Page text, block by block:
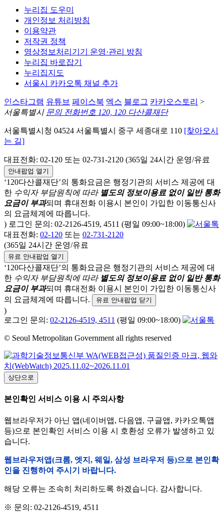
누리집 도우미
개인정보 처리방침
이용약관
저작권 정책
영상정보처리기기 운영·관리 방침
누리집 바로잡기
누리집지도
서울시 카카오톡 채널 추가
인스타그램 유튜브 페이스북 엑스 블로그 카카오스토리 >
서울특별시 문의 전화번호 120, 120 다산콜재단
서울특별시청 04524 서울특별시 중구 세종대로 110 [찾아오시
는 길]
대표전화: 02-120 또는 02-731-2120 (365일 24시간 운영/유료
안내팝업 열기
‘120다산콜재단’의 통화요금은 행정기관의 서비스 제공에 대
한 수익자 부담원칙에 따라 별도의 정보이용료 없이 일반 통화
요금이 부과되며 휴대전화 이용시 본인이 가입한 이동통신사
의 요금체계에 따릅니다.
) 로그인 문의: 02-2126-4519, 4511 (평일 09:00~18:00)
대표전화: 02-120 또는 02-731-2120
(365일 24시간 운영/유료
유료 안내팝업 열기
‘120다산콜재단’의 통화요금은 행정기관의 서비스 제공에 대
한 수익자 부담원칙에 따라 별도의 정보이용료 없이 일반 통화
요금이 부과되며 휴대전화 이용시 본인이 가입한 이동통신사
의 요금체계에 따릅니다.
유료 안내팝업 닫기
)
로그인 문의: 02-2126-4519, 4511 (평일 09:00~18:00)
© Seoul Metropolitan Government all rights reserved
상단으로
본인확인 서비스 이용 시 주의사항
웹브라우저가 아닌 앱(네이버앱, 다음앱, 구글앱, 카카오톡앱
등)으로 본인확인 서비스 이용 시 호환성 오류가 발생하고 있
습니다.
웹브라우저앱(크롬, 엣지, 웨일, 삼성 브라우저 등)으로 본인확
인을 진행하여 주시기 바랍니다.
해당 오류는 조속히 처리하도록 하겠습니다. 감사합니다.
※ 문의: 02-2126-4519, 4511